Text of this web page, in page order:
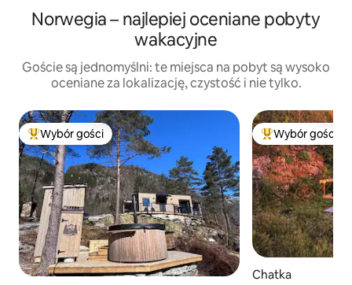
Norwegia – najlepiej oceniane pobyty
wakacyjne
Goście są jednomyślni: te miejsca na pobyt są wysoko
oceniane za lokalizację, czystość i nie tylko.
Najpopularniejsze z kategorii Wybór gości
Wybór gości Wybór gości
Chatka